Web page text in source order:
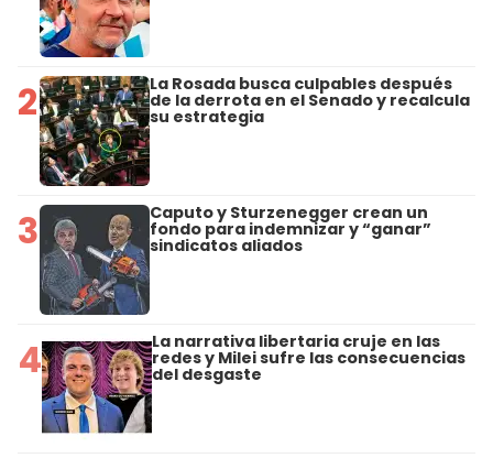
2 La Rosada busca culpables después
de la derrota en el Senado y recalcula
su estrategia
3 Caputo y Sturzenegger crean un
fondo para indemnizar y “ganar”
sindicatos aliados
4 La narrativa libertaria cruje en las
redes y Milei sufre las consecuencias
del desgaste